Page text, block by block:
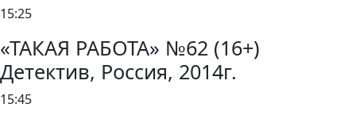
15:25
«ТАКАЯ РАБОТА» №62 (16+)
Детектив, Россия, 2014г.
15:45